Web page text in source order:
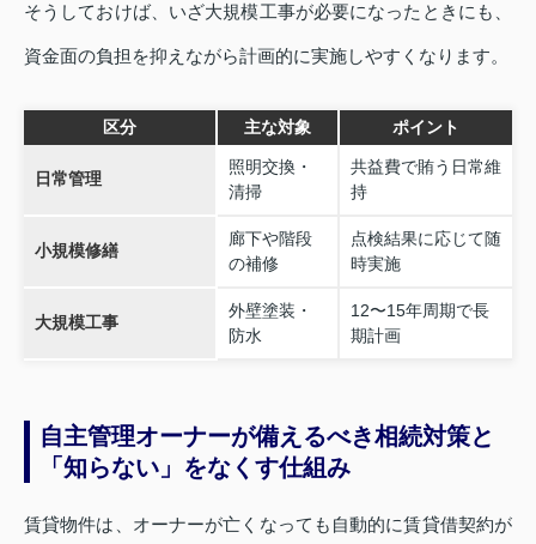
そうしておけば、いざ大規模工事が必要になったときにも、
資金面の負担を抑えながら計画的に実施しやすくなります。
区分 主な対象 ポイント
日常管理
照明交換・
清掃
共益費で賄う日常維
持
小規模修繕
廊下や階段
の補修
点検結果に応じて随
時実施
大規模工事
外壁塗装・
防水
12〜15年周期で長
期計画
自主管理オーナーが備えるべき相続対策と
「知らない」をなくす仕組み
賃貸物件は、オーナーが亡くなっても自動的に賃貸借契約が